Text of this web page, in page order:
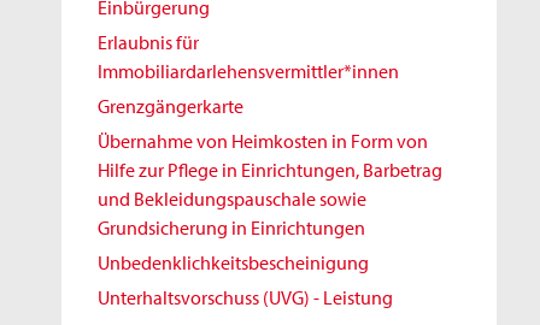
Einbürgerung
Erlaubnis für
Immobiliardarlehensvermittler*innen
Grenzgängerkarte
Übernahme von Heimkosten in Form von
Hilfe zur Pflege in Einrichtungen, Barbetrag
und Bekleidungspauschale sowie
Grundsicherung in Einrichtungen
Unbedenklichkeitsbescheinigung
Unterhaltsvorschuss (UVG) - Leistung